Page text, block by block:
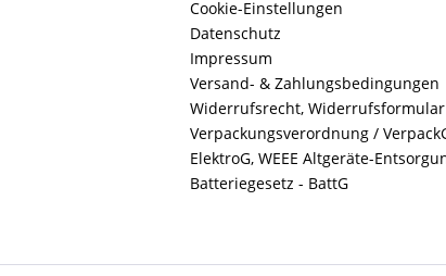
Cookie-Einstellungen
Datenschutz
Impressum
Versand- & Zahlungsbedingungen
Widerrufsrecht, Widerrufsformular
Verpackungsverordnung /
ElektroG, WEEE Altgeräte-
Batteriegesetz - BattG